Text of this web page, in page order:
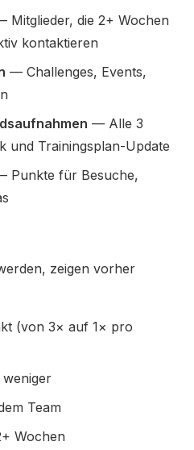
Mitglieder, die 2+ Wochen
kontaktieren
— Challenges, Events,
— Alle 3
und Trainingsplan-Update
Punkte für Besuche,
zeigen vorher
(von 3× auf 1× pro
Team
Wochen